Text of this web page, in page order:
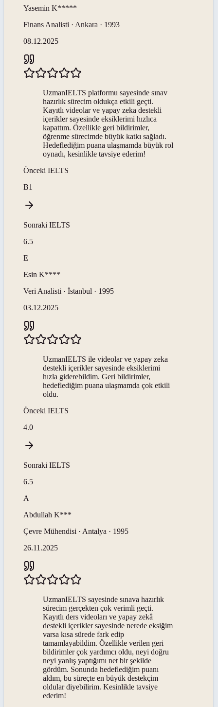
Yasemin K*****
Finans Analisti · Ankara · 1993
08.12.2025
UzmanIELTS platformu sayesinde sınav
hazırlık sürecim oldukça etkili geçti.
Kayıtlı videolar ve yapay zeka destekli
içerikler sayesinde eksiklerimi hızlıca
kapattım. Özellikle geri bildirimler,
öğrenme sürecimde büyük katkı sağladı.
Hedeflediğim puana ulaşmamda büyük rol
oynadı, kesinlikle tavsiye ederim!
Önceki IELTS
B1
Sonraki IELTS
6.5
E
Esin K****
Veri Analisti · İstanbul · 1995
03.12.2025
UzmanIELTS ile videolar ve yapay zeka
destekli içerikler sayesinde eksiklerimi
hızla giderebildim. Geri bildirimler,
hedeflediğim puana ulaşmamda çok etkili
oldu.
Önceki IELTS
4.0
Sonraki IELTS
6.5
A
Abdullah K***
Çevre Mühendisi · Antalya · 1995
26.11.2025
UzmanIELTS sayesinde sınava hazırlık
sürecim gerçekten çok verimli geçti.
Kayıtlı ders videoları ve yapay zekâ
destekli içerikler sayesinde nerede eksiğim
varsa kısa sürede fark edip
tamamlayabildim. Özellikle verilen geri
bildirimler çok yardımcı oldu, neyi doğru
neyi yanlış yaptığımı net bir şekilde
gördüm. Sonunda hedeflediğim puanı
aldım, bu süreçte en büyük destekçim
oldular diyebilirim. Kesinlikle tavsiye
ederim!